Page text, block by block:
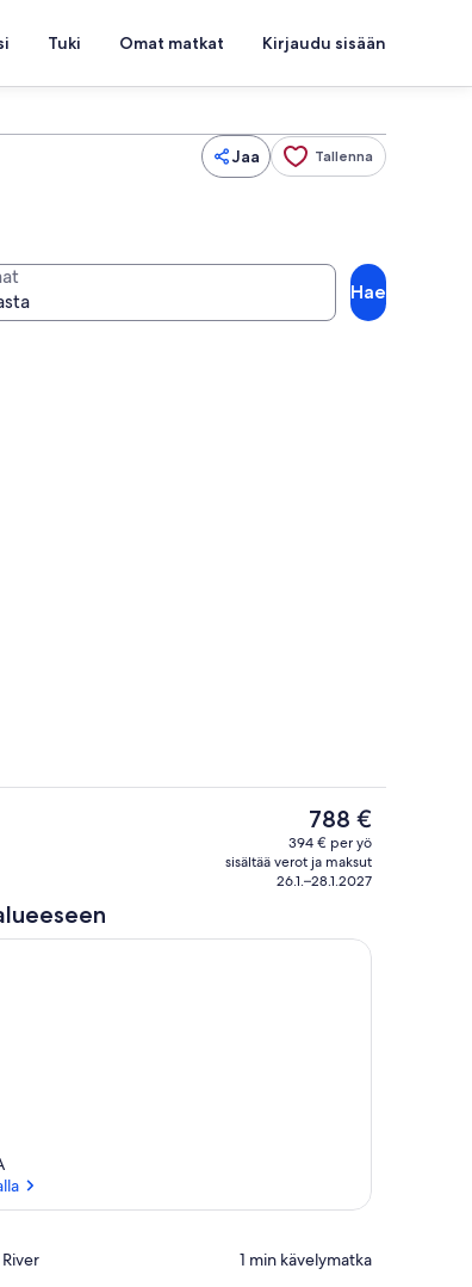
Tuki Omat matkat Kirjaudu sisään
Jaa Tallenna
Hae
Oleskelualue
Nykyinen
hinta
on
788 €
788 €
394 € per yö
sisältää verot ja maksut
26.1.–28.1.2027
‪1 min kävelymatka‬